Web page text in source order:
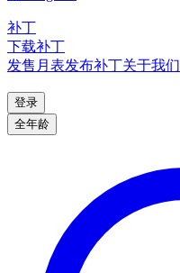
补丁
下载补丁
发售月表发布补丁关于我们
登录
全年龄